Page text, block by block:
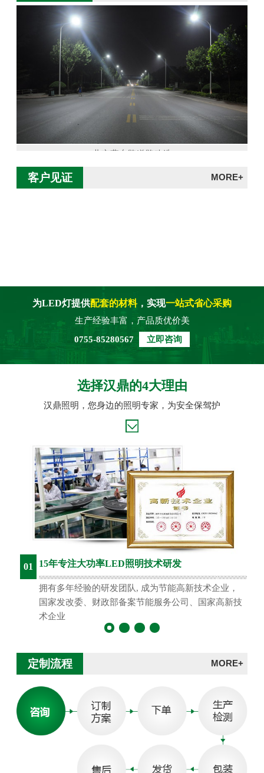
北京燕东路道路改造
客户见证 MORE+
为LED灯提供配套的材料，实现一站式省心采购
生产经验丰富，产品质优价美
0755-85280567
立即咨询
选择汉鼎的4大理由
汉鼎照明，您身边的照明专家，为安全保驾护
01 15年专注大功率LED照明技术研发
拥有多年经验的研发团队, 成为节能高新技术企业，
国家发改委、财政部备案节能服务公司、国家高新技
术企业
定制流程 MORE+